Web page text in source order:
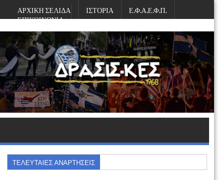
ΑΡΧΙΚΗ ΣΕΛΙΔΑ ΙΣΤΟΡΙΑ
Ε.Φ.Α.Ε.Φ.Π.
ΕΠΙΚΟΙΝΩΝΙΑ
Πέμπτη, Αυγούστου 06, 2026
ΤΕΛΕΥΤΑΙΕΣ ΑΝΑΡΤΗΣΕΙΣ